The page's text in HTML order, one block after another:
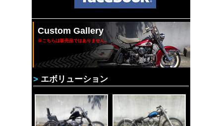
Custom Gallery
※こちらは販売品ではありません。
> エボリューション